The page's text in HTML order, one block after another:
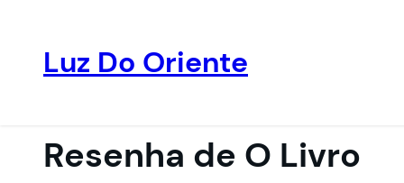
conteúdo
Luz Do Oriente
Resenha de O Livro